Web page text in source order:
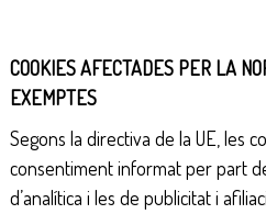
a
COOKIES AFECTADES PER LA
EXEMPTES
Segons la directiva de la UE, les
consentiment informat per part
d’analítica i les de publicitat i